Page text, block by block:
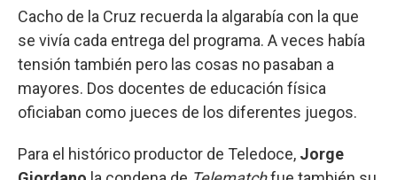
Cacho de la Cruz recuerda la algarabía con la que
se vivía cada entrega del programa. A veces había
tensión también pero las cosas no pasaban a
mayores. Dos docentes de educación física
oficiaban como jueces de los diferentes juegos.
Para el histórico productor de Teledoce, Jorge